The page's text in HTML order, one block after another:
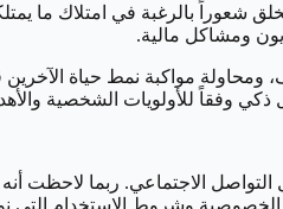
شعوراً بالرغبة في امتلاك ما
ومشاكل مالية.
مواكبة نمط حياة
ذكي وفقاً للأولويات الشخصية
وشروط الاستخدام التي